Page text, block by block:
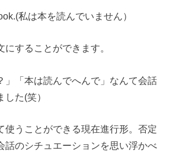
私は本を読んでいません）
にすることができます。
」「本は読んでへんで」なんて会話
た(笑）
使うことができる現在進行形。否定
話のシチュエーションを思い浮かべ